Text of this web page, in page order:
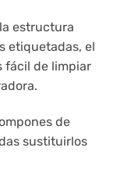
estructura
etiquetadas, el
fácil de limpiar
de
sustituirlos